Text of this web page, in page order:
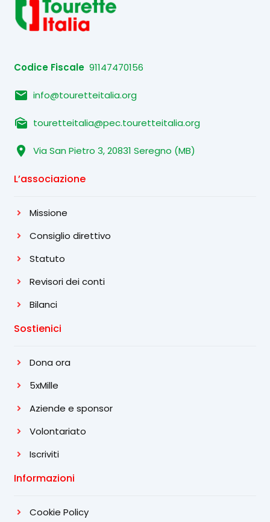
Codice Fiscale 91147470156
email info@touretteitalia.org
mark_as_unread touretteitalia@pec.touretteitalia.org
location_on Via San Pietro 3, 20831 Seregno (MB)
L’associazione
Missione
Consiglio direttivo
Statuto
Revisori dei conti
Bilanci
Sostienici
Dona ora
5xMille
Aziende e sponsor
Volontariato
Iscriviti
Informazioni
Cookie Policy